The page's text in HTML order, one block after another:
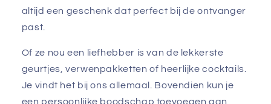
altijd een geschenk dat perfect bij de ontvanger
past.
Of ze nou een liefhebber is van de lekkerste
geurtjes, verwenpakketten of heerlijke cocktails.
Je vindt het bij ons allemaal. Bovendien kun je
een persoonlijke boodschap toevoegen aan